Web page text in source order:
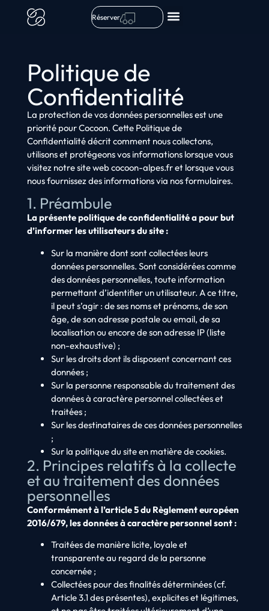
Réserver
Politique de
Confidentialité
La protection de vos données personnelles est une
priorité pour Cocoon. Cette Politique de
Confidentialité décrit comment nous collectons,
utilisons et protégeons vos informations lorsque vous
visitez notre site web cocoon-alpes.fr et lorsque vous
nous fournissez des informations via nos formulaires.
1. Préambule
La présente politique de confidentialité a pour but
d’informer les utilisateurs du site :
Sur la manière dont sont collectées leurs
données personnelles. Sont considérées comme
des données personnelles, toute information
permettant d’identifier un utilisateur. A ce titre,
il peut s’agir : de ses noms et prénoms, de son
âge, de son adresse postale ou email, de sa
localisation ou encore de son adresse IP (liste
non-exhaustive) ;
Sur les droits dont ils disposent concernant ces
données ;
Sur la personne responsable du traitement des
données à caractère personnel collectées et
traitées ;
Sur les destinataires de ces données personnelles
;
Sur la politique du site en matière de cookies.
2. Principes relatifs à la collecte
et au traitement des données
personnelles
Conformément à l’article 5 du Règlement européen
2016/679, les données à caractère personnel sont :
Traitées de manière licite, loyale et
transparente au regard de la personne
concernée ;
Collectées pour des finalités déterminées (cf.
Article 3.1 des présentes), explicites et légitimes,